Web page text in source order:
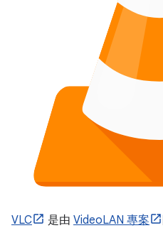
VLC 是由 VideoLAN 專案